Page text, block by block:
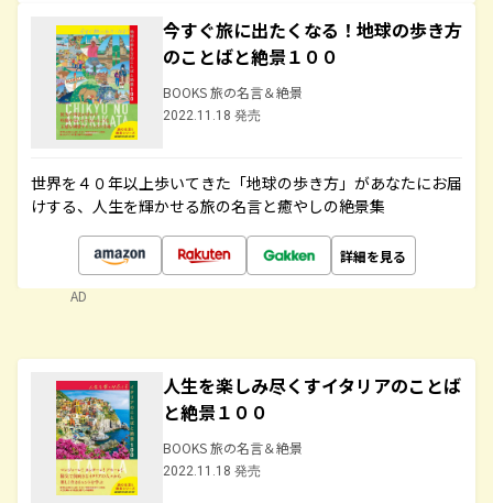
今すぐ旅に出たくなる！地球の歩き方
のことばと絶景１００
BOOKS 旅の名言＆絶景
2022.11.18 発売
世界を４０年以上歩いてきた「地球の歩き方」があなたにお届
けする、人生を輝かせる旅の名言と癒やしの絶景集
詳細を見る
AD
人生を楽しみ尽くすイタリアのことば
と絶景１００
BOOKS 旅の名言＆絶景
2022.11.18 発売